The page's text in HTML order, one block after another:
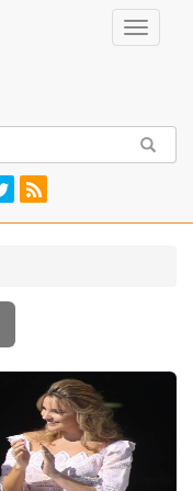
Toggle